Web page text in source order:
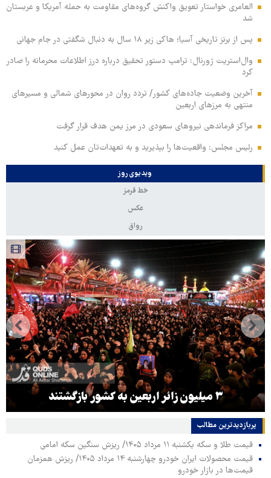
العامری خواستار تعویق واکنش گروه‌های مقاومت به حمله آمریکا و عربستان
شد
پس از برنز تاریخی آسیا؛ هاکی زیر ۱۸ سال به دنبال شگفتی در جام جهانی
وال‌استریت ژورنال: ترامپ دستور تحقیق درباره درز اطلاعات محرمانه را صادر
کرد
آخرین وضعیت جاده‌های کشور/ تردد روان در محورهای شمالی و مسیرهای
منتهی به مرزهای اربعین
مراکز فرماندهی نیروهای سعودی در مرز یمن هدف قرار گرفت
رئیس مجلس: واقعیت‌ها را بپذیرید و به تعهدات‌تان عمل کنید
ویدیوی روز
خط قرمز
عکس
رواق
۳ میلیون زائر اربعین به کشور بازگشتند
پربازدیدترین‌ مطالب
قیمت طلا و سکه یکشنبه ۱۱ مرداد ۱۴۰۵/ ریزش سنگین سکه امامی
قیمت محصولات ایران خودرو چهارشنبه ۱۴ مرداد ۱۴۰۵/ ریزش همزمان
قیمت‌ها در بازار خودرو